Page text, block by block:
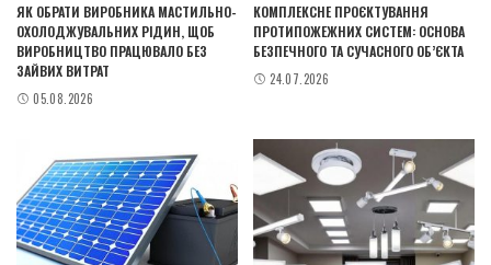
ЯК ОБРАТИ ВИРОБНИКА МАСТИЛЬНО-
ОХОЛОДЖУВАЛЬНИХ РІДИН, ЩОБ
ВИРОБНИЦТВО ПРАЦЮВАЛО БЕЗ
ЗАЙВИХ ВИТРАТ
05.08.2026
КОМПЛЕКСНЕ ПРОЄКТУВАННЯ
ПРОТИПОЖЕЖНИХ СИСТЕМ: ОСНОВА
БЕЗПЕЧНОГО ТА СУЧАСНОГО ОБ’ЄКТА
24.07.2026